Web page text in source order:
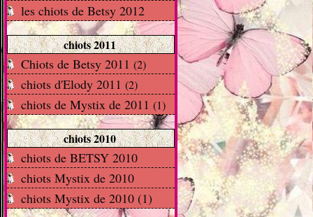
les chiots de Betsy 2012
chiots 2011
Chiots de Betsy 2011 (2)
chiots d'Elody 2011 (2)
chiots de Mystix de 2011 (1)
chiots 2010
chiots de BETSY 2010
chiots Mystix de 2010
chiots Mystix de 2010 (1)